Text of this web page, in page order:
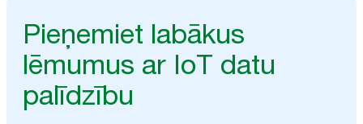
Pieņemiet labākus
lēmumus ar IoT datu
palīdzību